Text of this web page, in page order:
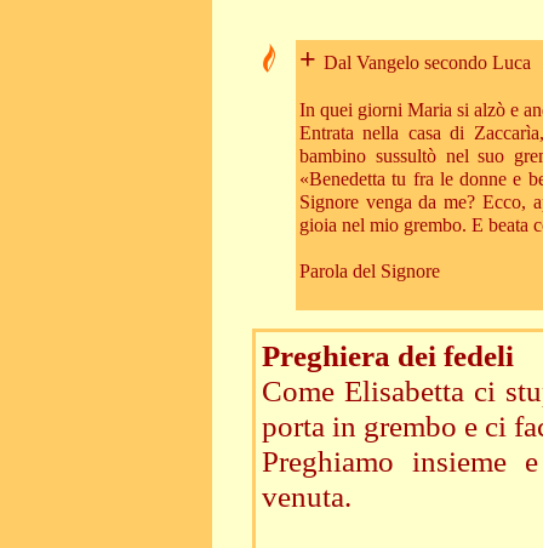
+ Dal Vangelo secondo Luca
In quei giorni Maria si alzò e
Entrata nella casa di
bambino sussultò nel suo
«Benedetta tu fra le donne e
Signore venga da me? Ecco,
gioia nel mio grembo. E beata
Parola del Signore
Preghiera dei fedeli
Come Elisabetta ci
porta in grembo e ci
Preghiamo insieme
venuta.